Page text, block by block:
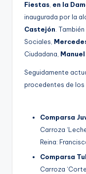
Fiestas, en la
inaugurada por la
Castejón.
Sociales,
Ciudadana,
Seguidamente
procedentes de
Comparsa
Carroza
Reina:
Comparsa
Carroza